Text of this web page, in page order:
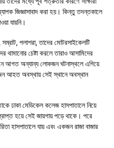
জিজ্ঞাসাবাদ করা হয়। কিন্তু তদন্তকালে
যায়নি।
পলাশরা, তাদের মোটরসাইকেলটি
থামানোর চেষ্টা করলে তারাও আসামিদের
আগত অন্যান্য লোকজন ঘটনাস্থলে এগিয়ে
আহত অবস্থায় সেই স্থানে অবস্থান
ঢাকা মেডিকেল কলেজ হাসপাতালে নিয়ে
হয়ে সেই জায়গায় পড়ে থাকে। পরে
হাসপাতালে যায় এবং একজন রাজা বাজার